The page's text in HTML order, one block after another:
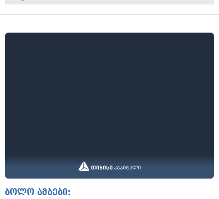
ბოლო ამბები: